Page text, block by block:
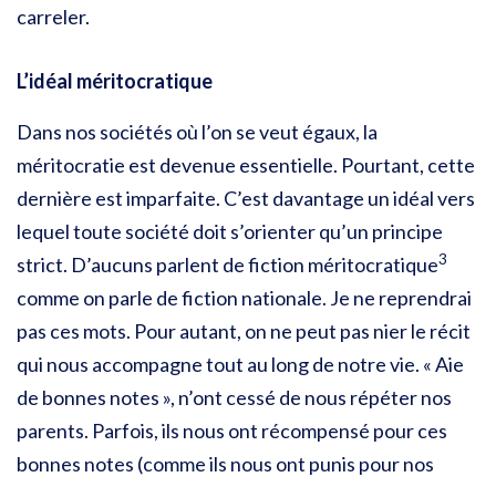
carreler.
L’idéal méritocratique
Dans nos sociétés où l’on se veut égaux, la
méritocratie est devenue essentielle. Pourtant, cette
dernière est imparfaite. C’est davantage un idéal vers
lequel toute société doit s’orienter qu’un principe
strict. D’aucuns parlent de fiction méritocratique3
comme on parle de fiction nationale. Je ne reprendrai
pas ces mots. Pour autant, on ne peut pas nier le récit
qui nous accompagne tout au long de notre vie. « Aie
de bonnes notes », n’ont cessé de nous répéter nos
parents. Parfois, ils nous ont récompensé pour ces
bonnes notes (comme ils nous ont punis pour nos